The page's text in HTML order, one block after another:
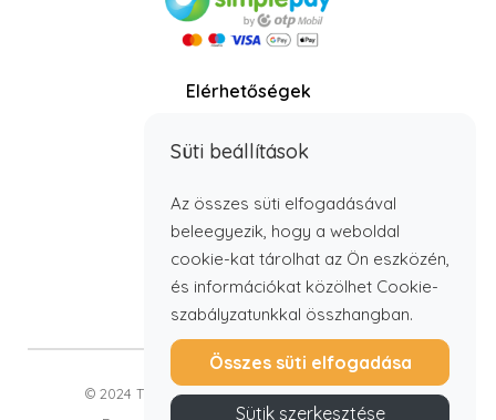
Elérhetőségek
E-mail:info@timbabutor.hu
© 2024 Timba Bútor Kft. Minden jog fenntartva.
Süti beállítások
Az összes süti elfogadásával
beleegyezik, hogy a weboldal
cookie-kat tárolhat az Ön eszközén,
és információkat közölhet Cookie-
szabályzatunkkal összhangban.
Összes süti elfogadása
Sütik szerkesztése